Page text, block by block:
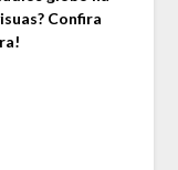
Confira